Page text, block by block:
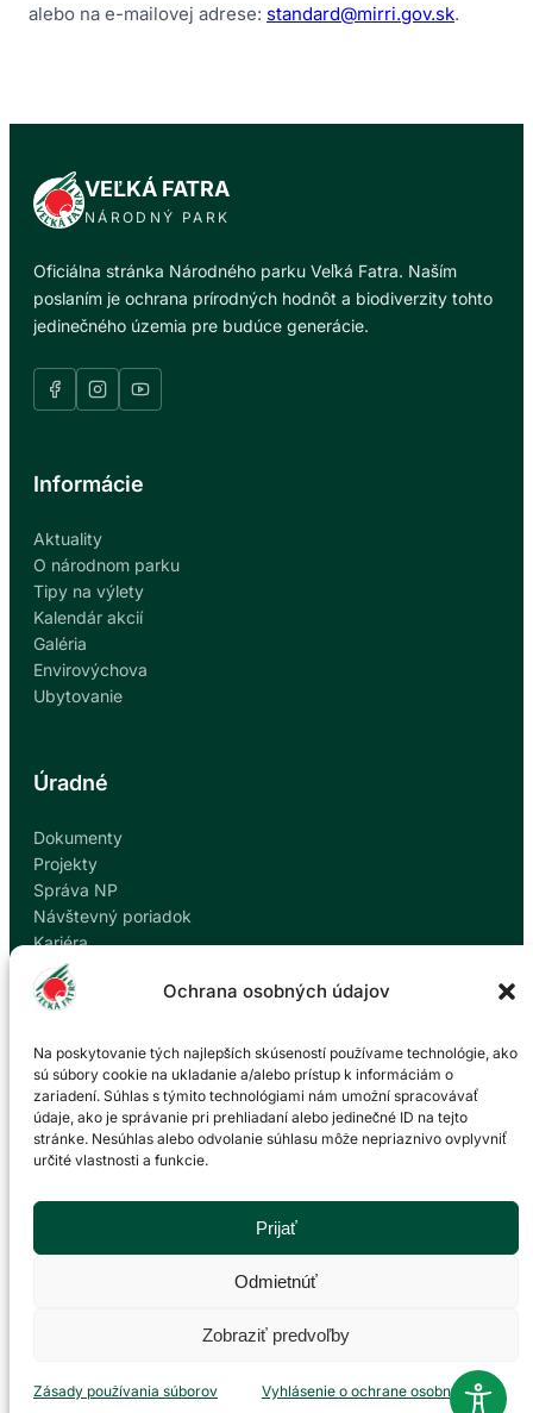
Ochrana osobných údajov
Na poskytovanie tých najlepších skúseností používame technológie, ako
sú súbory cookie na ukladanie a/alebo prístup k informáciám o
zariadení. Súhlas s týmito technológiami nám umožní spracovávať
údaje, ako je správanie pri prehliadaní alebo jedinečné ID na tejto
stránke. Nesúhlas alebo odvolanie súhlasu môže nepriaznivo ovplyvniť
určité vlastnosti a funkcie.
Prijať
Odmietnúť
Zobraziť predvoľby
Zásady používania súborov Vyhlásenie o ochrane osobných
alebo na e-mailovej adrese: standard@mirri.gov.sk.
VEĽKÁ FATRA
NÁRODNÝ PARK
Oficiálna stránka Národného parku Veľká Fatra. Naším
poslaním je ochrana prírodných hodnôt a biodiverzity tohto
jedinečného územia pre budúce generácie.
Informácie
Aktuality
O národnom parku
Tipy na výlety
Kalendár akcií
Galéria
Envirovýchova
Ubytovanie
Úradné
Dokumenty
Projekty
Správa NP
Návštevný poriadok
Kariéra
Kontakty
Ochrana osobných údajov
Kontakt
Správa Národného parku Veľká Fatra so sídlom v
P. O. Hviezdoslava 73/38
© 2026 Správa NP Veľká Fatra. Všetky práva vyhradené.